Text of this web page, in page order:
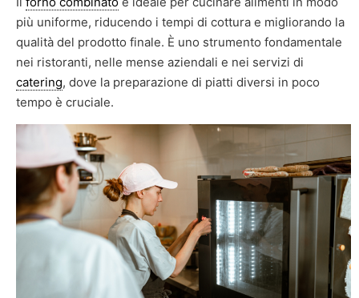
più uniforme, riducendo i tempi di cottura e migliorando la
qualità del prodotto finale. È uno strumento fondamentale
nei ristoranti, nelle mense aziendali e nei servizi di
catering, dove la preparazione di piatti diversi in poco
tempo è cruciale.